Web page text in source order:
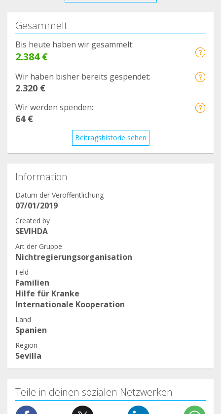
Gesammelt
Bis heute haben wir gesammelt:
2.384 €
Wir haben bisher bereits gespendet:
2.320 €
Wir werden spenden:
64 €
Beitragshistorie sehen
Information
Datum der Veröffentlichung
07/01/2019
Created by
SEVIHDA
Art der Gruppe
Nichtregierungsorganisation
Feld
Familien
Hilfe für Kranke
Internationale Kooperation
Land
Spanien
Region
Sevilla
Teile in deinen sozialen Netzwerken